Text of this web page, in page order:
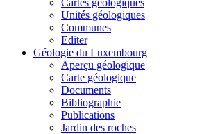
Unités géologiques
Communes
Editer
Géologie du Luxembourg
Aperçu géologique
Carte géologique
Documents
Bibliographie
Publications
Jardin des roches